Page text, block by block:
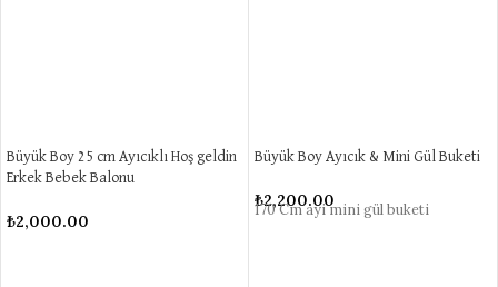
Büyük Boy 25 cm Ayıcıklı Hoş geldin
Erkek Bebek Balonu
₺2,000.00
Büyük Boy Ayıcık & Mini Gül Buketi
₺2,200.00
170 Cm ayi mini gül buketi